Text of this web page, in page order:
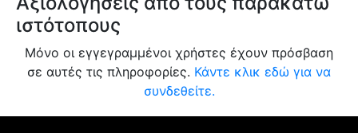
ιστότοπους
Μόνο οι εγγεγραμμένοι χρήστες έχουν πρόσβαση
σε αυτές τις πληροφορίες. Κάντε κλικ εδώ για να
συνδεθείτε.